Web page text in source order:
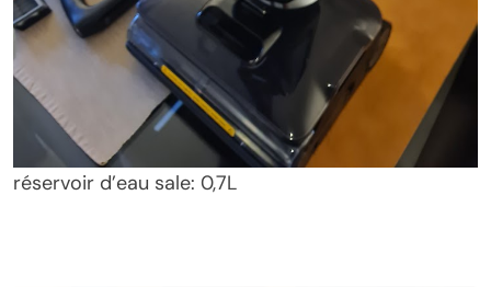
réservoir d’eau sale: 0,7L